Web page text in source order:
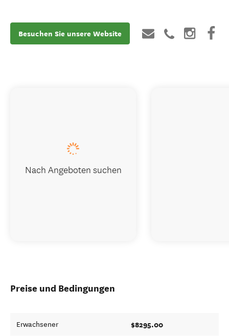
Besuchen Sie unsere Website
Preise und Bedingungen
Erwachsener $8295.00
Nach Angeboten suchen